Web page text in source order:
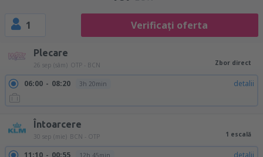
1 Verificați oferta
Plecare
26 sep (sâm) OTP - BCN Zbor direct
06:00 08:20 3h 20min detalii
Întoarcere
30 sep (mie) BCN - OTP 1 escală
11:10 00:55 12h 45min detalii